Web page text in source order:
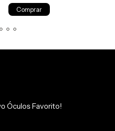
Óculos Favorito!